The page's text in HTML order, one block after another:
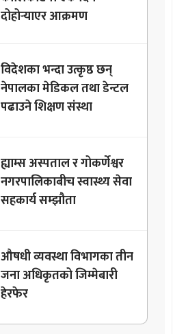
दोहोर्‍याएर आक्रमण
विदेशका भन्दा उत्कृष्ठ छन्
नेपालका मेडिकल तथा डेन्टल
पढाउने शिक्षण संस्था
ह्याम्स अस्पताल र गोकर्णेश्वर
नगरपालिकाबीच स्वास्थ्य सेवा
सहकार्य सम्झौता
औषधी व्यवस्था विभागका तीन
जना अधिकृतको जिम्मेबारी
हेरफेर